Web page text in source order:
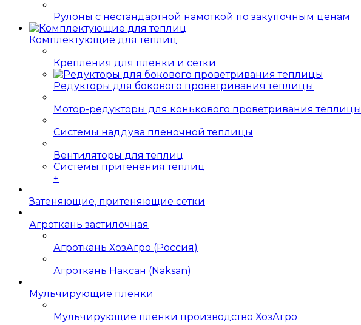
Рулоны с нестандартной намоткой по закупочным ценам
Комплектующие для теплиц
Крепления для пленки и сетки
Редукторы для бокового проветривания теплицы
Мотор-редукторы для конькового проветривания теплицы
Системы наддува пленочной теплицы
Вентиляторы для теплиц
Системы притенения теплиц
+
Затеняющие, притеняющие сетки
Агроткань застилочная
Агроткань ХозАгро (Россия)
Агроткань Наксан (Naksan)
Мульчирующие пленки
Мульчирующие пленки производство ХозАгро